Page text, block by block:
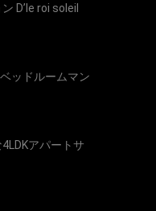
D’le roi soleil
ッドルームマン
アパートサ